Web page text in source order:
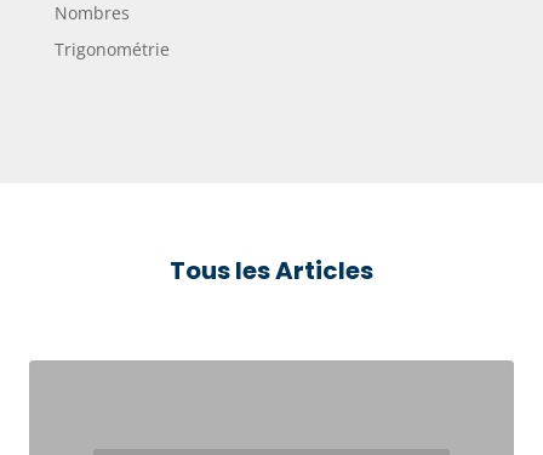
Nombres
Trigonométrie
Tous les Articles